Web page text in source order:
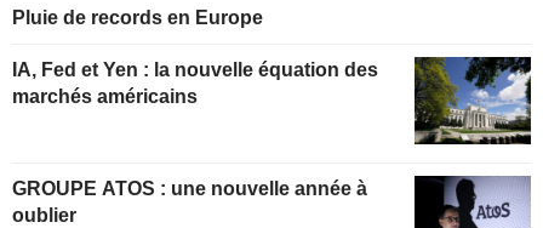
Pluie de records en Europe
IA, Fed et Yen : la nouvelle équation des
marchés américains
GROUPE ATOS : une nouvelle année à
oublier